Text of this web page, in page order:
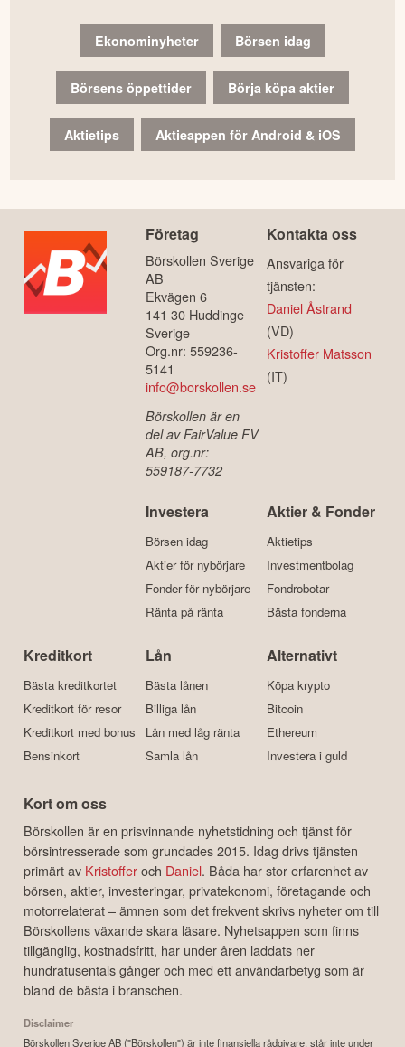
Ekonominyheter Börsen idag
Börsens öppettider Börja köpa aktier
Aktietips Aktieappen för Android & iOS
Företag
Börskollen Sverige
AB
Ekvägen 6
141 30 Huddinge
Sverige
Org.nr: 559236-
5141
info@borskollen.se
Börskollen är en
del av FairValue FV
AB, org.nr:
559187-7732
Kontakta oss
Ansvariga för
tjänsten:
Daniel Åstrand
(VD)
Kristoffer Matsson
(IT)
Investera
Börsen idag
Aktier för nybörjare
Fonder för nybörjare
Ränta på ränta
Aktier & Fonder
Aktietips
Investmentbolag
Fondrobotar
Bästa fonderna
Kreditkort
Bästa kreditkortet
Kreditkort för resor
Kreditkort med bonus
Bensinkort
Lån
Bästa lånen
Billiga lån
Lån med låg ränta
Samla lån
Alternativt
Köpa krypto
Bitcoin
Ethereum
Investera i guld
Kort om oss
Börskollen är en prisvinnande nyhetstidning och tjänst för
börsintresserade som grundades 2015. Idag drivs tjänsten
primärt av Kristofferoch Daniel. Båda har stor erfarenhet av
börsen, aktier, investeringar, privatekonomi, företagande och
motorrelaterat – ämnen som det frekvent skrivs nyheter om till
Börskollens växande skara läsare. Nyhetsappen som finns
tillgänglig, kostnadsfritt, har under åren laddats ner
hundratusentals gånger och med ett användarbetyg som är
bland de bästa i branschen.
Disclaimer
Börskollen Sverige AB ("Börskollen") är inte finansiella rådgivare, står inte under